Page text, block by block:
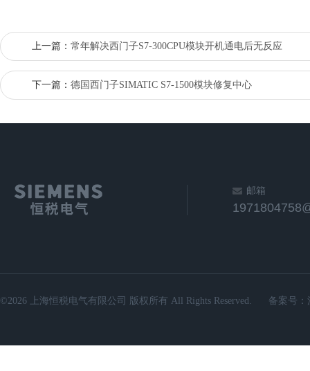
上一篇： 常年解决西门子S7-300CPU模块开机通电后无反应
下一篇： 德国西门子SIMATIC S7-1500模块修复中心
邮箱
©2026 上海恒税电气有限公司 版权所有 All Rights Reserved. 备案号：